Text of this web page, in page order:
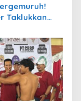
Taklukkan
131